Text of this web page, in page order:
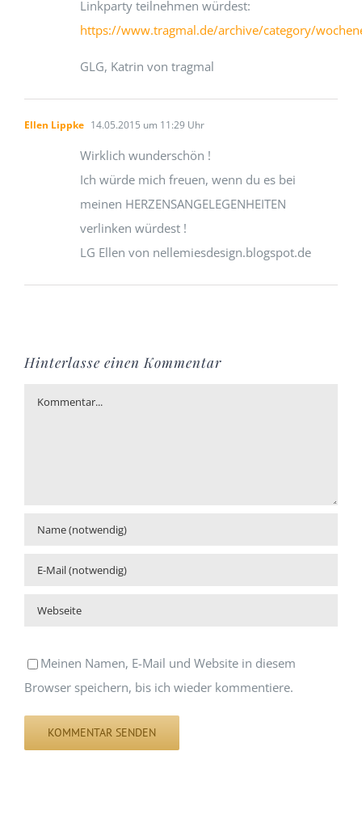
Linkparty teilnehmen würdest:
https://www.tragmal.de/archive/category/
GLG, Katrin von tragmal
Ellen Lippke 14.05.2015 um 11:29 Uhr
Wirklich wunderschön !
Ich würde mich freuen, wenn du es bei
meinen HERZENSANGELEGENHEITEN
verlinken würdest !
LG Ellen von nellemiesdesign.blogspot.de
Hinterlasse einen Kommentar
Kommentar
Meinen Namen, E-Mail und Website in diesem
Browser speichern, bis ich wieder kommentiere.